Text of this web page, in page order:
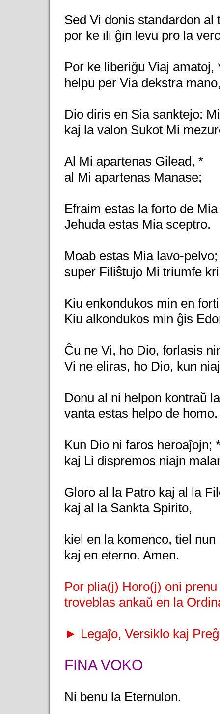
Sed Vi donis standardon al
por ke ili ĝin levu pro la
Por ke liberiĝu Viaj amatoj,
helpu per Via dekstra
Dio diris en Sia sanktejo:
kaj la valon Sukot Mi
Al Mi apartenas Gilead, *
al Mi apartenas Manase;
Efraim estas la forto de
Jehuda estas Mia sceptro.
Moab estas Mia lavo-
super Filiŝtujo Mi triumfe
Kiu enkondukos min en
Kiu alkondukos min ĝis
Ĉu ne Vi, ho Dio, forlasis
Vi ne eliras, ho Dio, kun
Donu al ni helpon kontraŭ
vanta estas helpo de homo.
Kun Dio ni faros heroaĵojn;
kaj Li dispremos niajn
Gloro al la Patro kaj al la
kaj al la Sankta Spirito,
kiel en la komenco, tiel
kaj en eterno. Amen.
Por plia(j) Horo(j) oni
troveblas ankaŭ en la
► Legaĵo, Versiklo kaj
FINA VOKO
Ni benu la Eternulon.